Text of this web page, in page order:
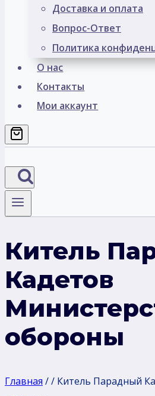
Доставка и оплата
Вопрос-Ответ
Политика
О нас
Контакты
Мои аккаунт
Китель
Кадетов
обороны
Главная // Китель Парадный